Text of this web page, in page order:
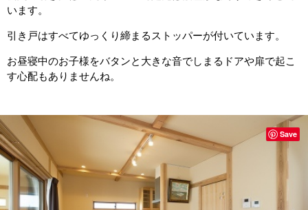
います。
引き戸はすべてゆっくり締まるストッパーが付いています。
お昼寝中のお子様をバタンと大きな音でしまるドアや扉で起こ
す心配もありませんね。
Save